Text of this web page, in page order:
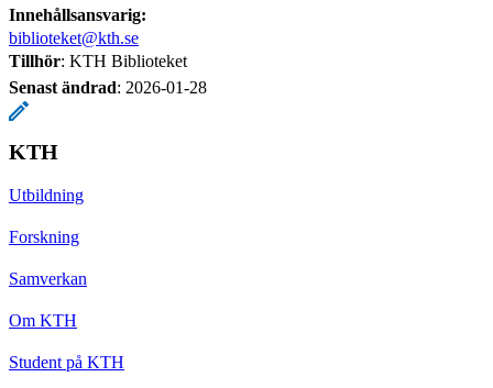
Innehållsansvarig:
biblioteket@kth.se
Tillhör: KTH Biblioteket
Senast ändrad: 2026-01-28
KTH
Utbildning
Forskning
Samverkan
Om KTH
Student på KTH